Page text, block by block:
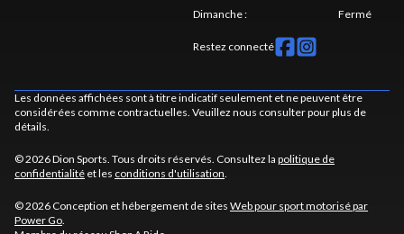
Dimanche: Fermé
Restez connecté
Les données affichées sont à titre indicatif seulement et ne peuvent être
considérées comme contractuelles. Veuillez nous consulter pour plus de
détails.
© 2026 Dion Sports. Tous droits réservés. Consultez la politique de
confidentialité et les conditions d'utilisation.
© 2026 Conception et hébergement de sites Web pour sport motorisé par
Power Go.